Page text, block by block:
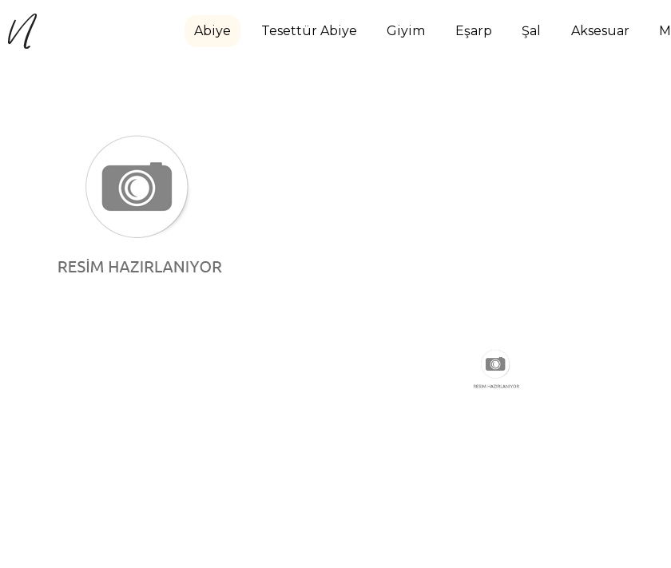
Abiye Tesettür Abiye Giyim Eşarp Şal Aksesuar